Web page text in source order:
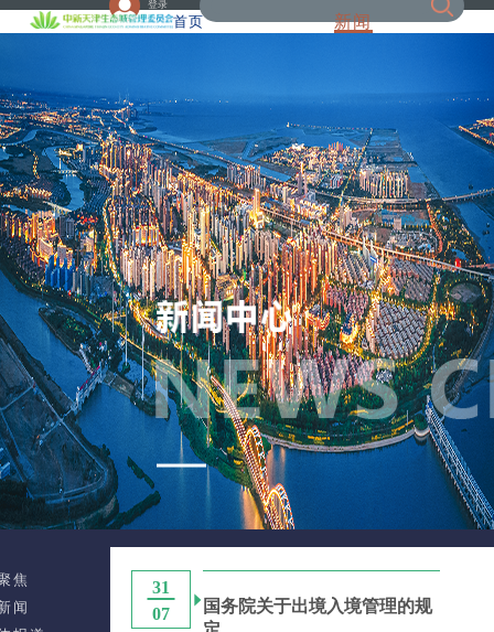
登录
首页 新闻
焦
闻
31
07
国务院关于出境入境管理的规